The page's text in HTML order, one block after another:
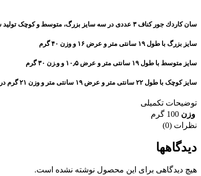
سان كاردك جور كناف ۳ عددی در سه سایز بزرگ، متوسط و کوچک تولید شده است.
سایز بزرگ با طول ۱۹ سانتی متر و عرض ۱۶ و وزن ۴۰ گرم
سایز متوسط با طول ۱۹ سانتی متر و عرض ۱۰٫۵ و و.زن ۳۰ گرم
سایز کوچک با طول ۲۲ سانتی متر و عرض ۱۹ سانتی متر و وزن ۲۱ گرم در سایت
توضیحات تکمیلی
وزن 100 گرم
نظرات (0)
دیدگاهها
هیچ دیدگاهی برای این محصول نوشته نشده است.